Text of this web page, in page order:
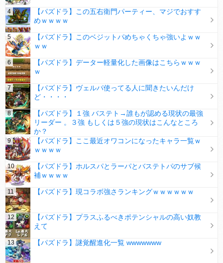
【パズドラ】この五右衛門パーティー、マジでおすす
めｗｗｗｗ
【パズドラ】このベジットパめちゃくちゃ強いよｗｗ
ｗｗ
【パズドラ】データー軽量化した画像はこちらｗｗｗ
ｗ
【パズドラ】ヴェルパ使ってる人に聞きたいんだけ
ど・・・・
【パズドラ】１強 バステト→誰もが認める現状の最強
リーダー 。３強 もしくは５強の現状はこんなところ
か？
【パズドラ】ここ最近オワコンになったキャラ一覧ｗ
ｗｗｗｗ
【パズドラ】ホルスパとラーパとバステトパのサブ候
補ｗｗｗｗ
【パズドラ】現コラボ強さランキングｗｗｗｗｗｗ
【パズドラ】プラスふるべきポテンシャルの高い奴教
えて
【パズドラ】謎覚醒進化一覧 wwwwwww